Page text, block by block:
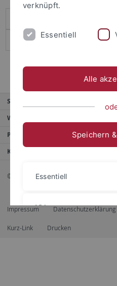
Service
Weitere Angebote
Portale
Kontaktinfo
© 2026 Eberhard Karls Universität
Impressum Datenschutzerklärung
Kurz-Link Drucken
verknüpft.
Essentiell
Alle
Speichern
Essentiell
Videos